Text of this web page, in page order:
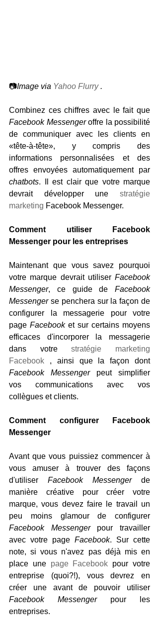
📷Image via Yahoo Flurry .
Facebook Messenger offre la possibilité
de communiquer avec les clients en
«tête-à-tête», y compris des
informations personnalisées et des
chatbots. Il est clair que votre marque
devrait développer une stratégie
marketing Facebook Messenger.
Comment utiliser Facebook
Messenger pour les entreprises
Maintenant que vous savez pourquoi
votre marque devrait utiliser Facebook
Messenger, ce guide de Facebook
Messenger se penchera sur la façon de
configurer la messagerie pour votre
page Facebook et sur certains moyens
efficaces d'incorporer la messagerie
dans votre stratégie marketing
Facebook
, ainsi que la façon dont
Facebook Messenger peut simplifier
vos communications avec vos
collègues et clients.
Comment configurer Facebook
Messenger
Avant que vous puissiez commencer à
vous amuser à trouver des façons
d'utiliser Facebook Messenger de
manière créative pour créer votre
marque, vous devez faire le travail un
Facebook Messenger pour travailler
avec votre page Facebook. Sur cette
note, si vous n'avez pas déjà mis en
place une page Facebook pour votre
entreprise (quoi?!), vous devrez en
créer une avant de pouvoir utiliser
Facebook Messenger pour les
entreprises.